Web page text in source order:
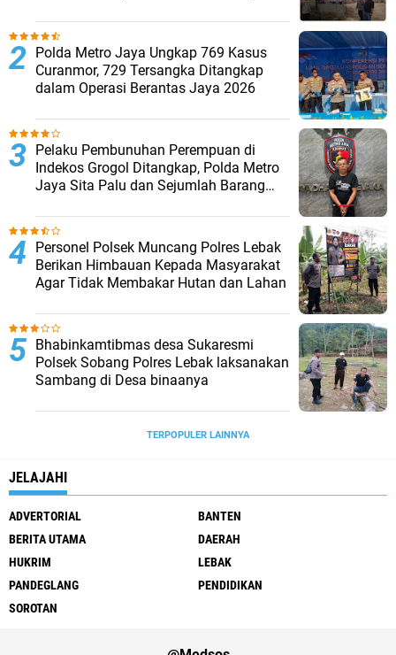
Polda Metro Jaya Ungkap 769 Kasus
Curanmor, 729 Tersangka Ditangkap
dalam Operasi Berantas Jaya 2026‎
Pelaku Pembunuhan Perempuan di
Indekos Grogol Ditangkap, Polda Metro
Jaya Sita Palu dan Sejumlah Barang
Personel Polsek Muncang Polres Lebak
Berikan Himbauan Kepada Masyarakat
Agar Tidak Membakar Hutan dan Lahan
Bhabinkamtibmas desa Sukaresmi
Polsek Sobang Polres Lebak laksanakan
Sambang di Desa binaanya
TERPOPULER LAINNYA
JELAJAHI
ADVERTORIAL
BANTEN
BERITA UTAMA
DAERAH
HUKRIM
LEBAK
PANDEGLANG
PENDIDIKAN
SOROTAN